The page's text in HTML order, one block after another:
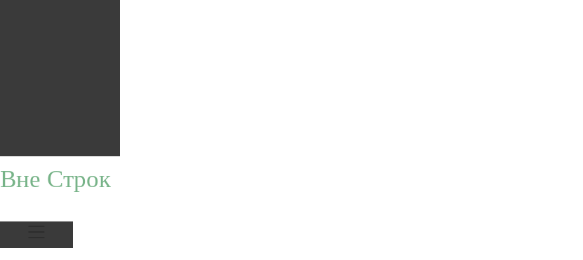
Вне Строк